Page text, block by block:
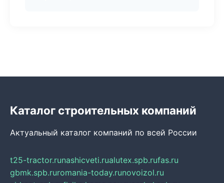
Каталог строительных компаний
Актуальный каталог компаний по всей России
t25-tractor.runashicveti.rualutex.spb.rufas.ru
gbmk.spb.ruromania-today.runovoizol.ru